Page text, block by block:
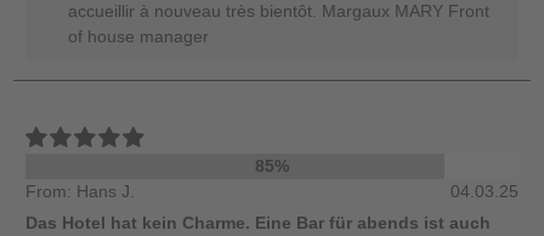
accueillir à nouveau très bientôt. Margaux MARY Front
of house manager
85%
From: Hans J.
04.03.25
Das Hotel hat kein Charme. Eine Bar für abends ist auch